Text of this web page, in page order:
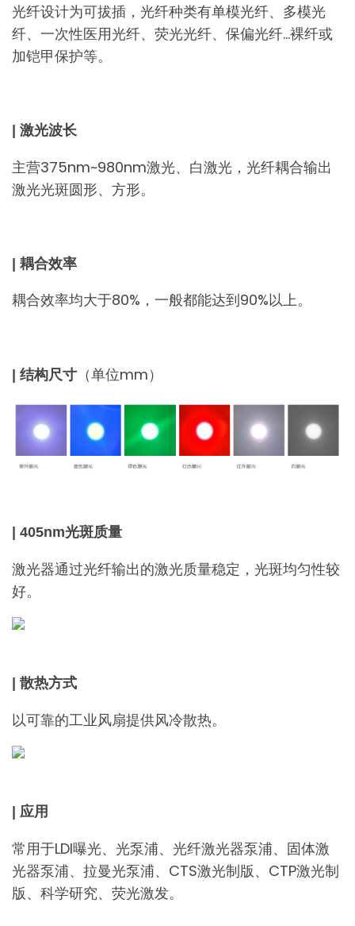
光纤设计为可拔插，光纤种类有单模光纤、多模光
纤、一次性医用光纤、荧光光纤、保偏光纤…裸纤或
加铠甲保护等。
| 激光波长
主营375nm~980nm激光、白激光，光纤耦合输出
激光光斑圆形、方形。
| 耦合效率
耦合效率均大于80%，一般都能达到90%以上。
| 结构尺寸 （单位mm）
| 405nm光斑质量
激光器通过光纤输出的激光质量稳定，光斑均匀性较
好。
| 散热方式
以可靠的工业风扇提供风冷散热。
| 应用
常用于LDI曝光、光泵浦、光纤激光器泵浦、固体激
光器泵浦、拉曼光泵浦、CTS激光制版、CTP激光制
版、科学研究、荧光激发。